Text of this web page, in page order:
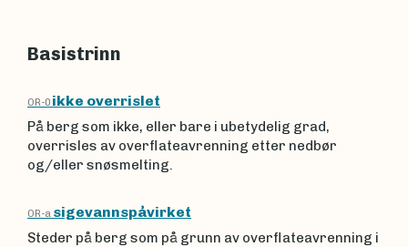
Basistrinn
OR-0 ikke overrislet
På berg som ikke, eller bare i ubetydelig grad,
overrisles av overflateavrenning etter nedbør
og/eller snøsmelting.
OR-a sigevannspåvirket
Steder på berg som på grunn av overflateavrenning i